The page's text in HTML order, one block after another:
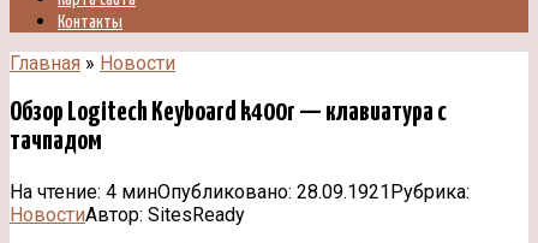
Контакты
Главная » Новости
Обзор Logitech Keyboard k400r — клавиатура с
тачпадом
На чтение: 4 минОпубликовано: 28.09.1921Рубрика:
НовостиАвтор: SitesReady